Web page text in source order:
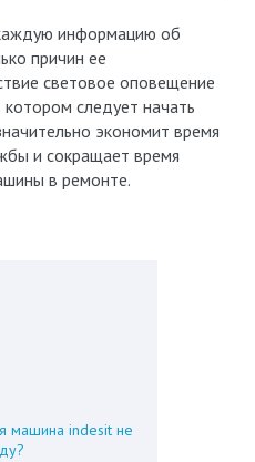
информацию об
причин ее
световое оповещение
следует начать
экономит время
и сокращает время
в ремонте.
машина indesit не